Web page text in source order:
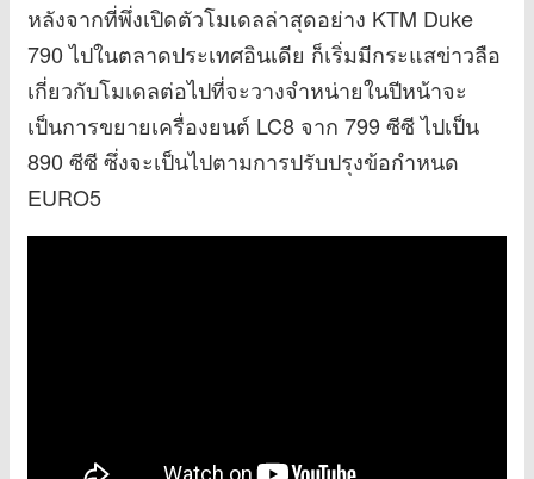
หลังจากที่พึ่งเปิดตัวโมเดลล่าสุดอย่าง KTM Duke
790 ไปในตลาดประเทศอินเดีย ก็เริ่มมีกระแสข่าวลือ
เกี่ยวกับโมเดลต่อไปที่จะวางจำหน่ายในปีหน้าจะ
เป็นการขยายเครื่องยนต์ LC8 จาก 799 ซีซี ไปเป็น
890 ซีซี ซึ่งจะเป็นไปตามการปรับปรุงข้อกำหนด
EURO5